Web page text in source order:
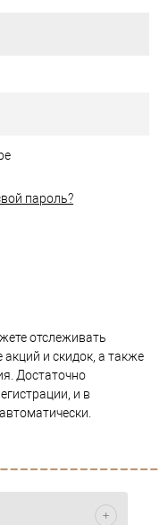
пароль?
отслеживать
и скидок, а также
Достаточно
и в